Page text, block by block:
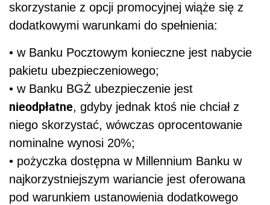
skorzystanie z opcji promocyjnej wiąże się z
dodatkowymi warunkami do spełnienia:
• w Banku Pocztowym konieczne jest nabycie
pakietu ubezpieczeniowego;
• w Banku BGŻ ubezpieczenie jest
nieodpłatne, gdyby jednak ktoś nie chciał z
niego skorzystać, wówczas oprocentowanie
nominalne wynosi 20%;
• pożyczka dostępna w Millennium Banku w
najkorzystniejszym wariancie jest oferowana
pod warunkiem ustanowienia dodatkowego